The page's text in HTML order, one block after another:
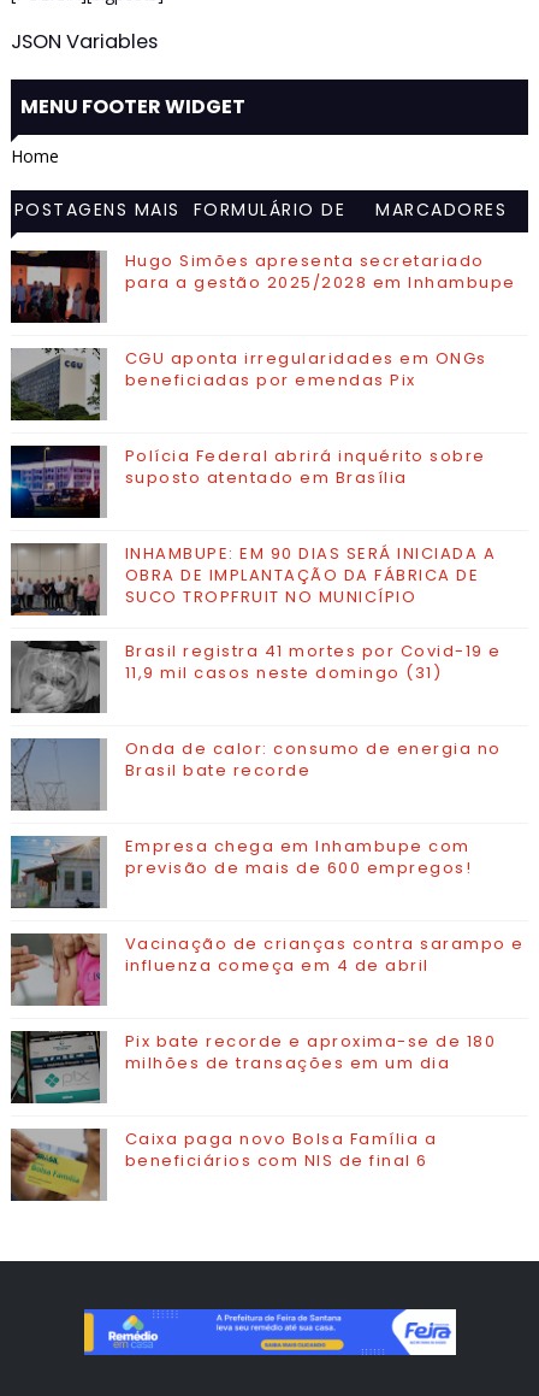
JSON Variables
MENU FOOTER WIDGET
Home
POSTAGENS MAIS
VISITADAS
FORMULÁRIO DE
MARCADORES
Hugo Simões apresenta secretariado
para a gestão 2025/2028 em Inhambupe
CGU aponta irregularidades em ONGs
beneficiadas por emendas Pix
Polícia Federal abrirá inquérito sobre
suposto atentado em Brasília
INHAMBUPE: EM 90 DIAS SERÁ INICIADA A
OBRA DE IMPLANTAÇÃO DA FÁBRICA DE
SUCO TROPFRUIT NO MUNICÍPIO
Brasil registra 41 mortes por Covid-19 e
11,9 mil casos neste domingo (31)
Onda de calor: consumo de energia no
Brasil bate recorde
Empresa chega em Inhambupe com
previsão de mais de 600 empregos!
Vacinação de crianças contra sarampo e
influenza começa em 4 de abril
Pix bate recorde e aproxima-se de 180
milhões de transações em um dia
Caixa paga novo Bolsa Família a
beneficiários com NIS de final 6